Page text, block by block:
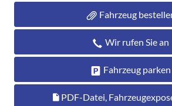
Fahrzeug
Wir rufen Sie an
Fahrzeug parken
PDF-Datei,